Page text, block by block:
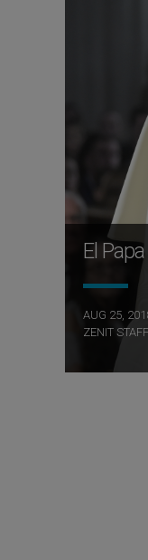
El
AUG 25,
ZENIT STAFF